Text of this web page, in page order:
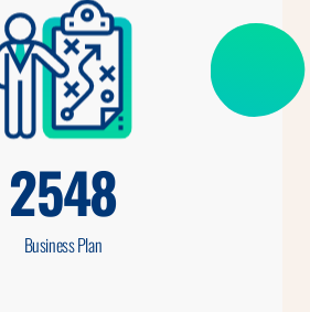
Business Plan
2548